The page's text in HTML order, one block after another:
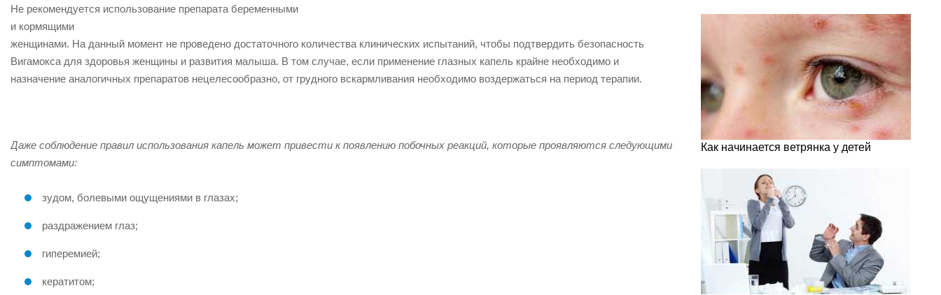
Не рекомендуется использование препарата беременными
и кормящими
женщинами. На данный момент не проведено достаточного количества клинических испытаний, чтобы подтвердить безопасность
Вигамокса для здоровья женщины и развития малыша. В том случае, если применение глазных капель крайне необходимо и
назначение аналогичных препаратов нецелесообразно, от грудного вскармливания необходимо воздержаться на период терапии.
Даже соблюдение правил использования капель может привести к появлению побочных реакций, которые проявляются следующими
симптомами:
зудом, болевыми ощущениями в глазах;
раздражением глаз;
гиперемией;
кератитом;
Как начинается ветрянка у детей